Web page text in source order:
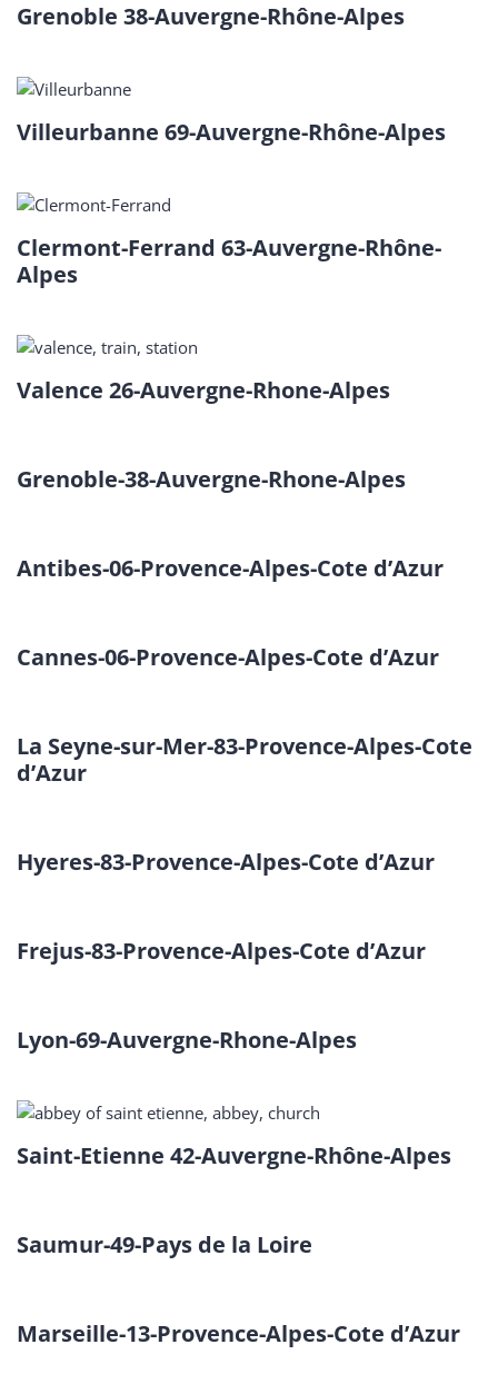
Grenoble 38-Auvergne-Rhône-Alpes
Villeurbanne 69-Auvergne-Rhône-Alpes
Clermont-Ferrand 63-Auvergne-Rhône-
Alpes
Valence 26-Auvergne-Rhone-Alpes
Grenoble-38-Auvergne-Rhone-Alpes
Antibes-06-Provence-Alpes-Cote d’Azur
Cannes-06-Provence-Alpes-Cote d’Azur
La Seyne-sur-Mer-83-Provence-Alpes-Cote
d’Azur
Hyeres-83-Provence-Alpes-Cote d’Azur
Frejus-83-Provence-Alpes-Cote d’Azur
Lyon-69-Auvergne-Rhone-Alpes
Saint-Etienne 42-Auvergne-Rhône-Alpes
Saumur-49-Pays de la Loire
Marseille-13-Provence-Alpes-Cote d’Azur